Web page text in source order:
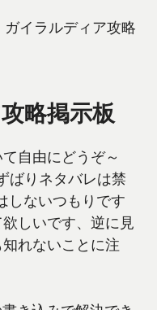
ガイラルディア攻略
略掲示板
自由にどうぞ～
ばりネタバレは禁
しないつもりです
しいです、逆に見
れないことに注